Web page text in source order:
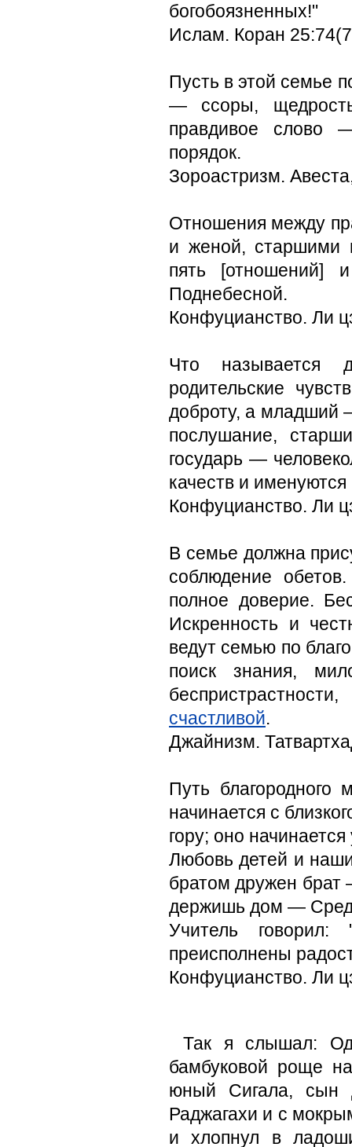
богобоязненных!"
Ислам. Коран
Пусть в этой семье
— ссоры,
правдивое слово
порядок.
Зороастризм.
Отношения между
и женой, старшими
пять [отношений]
Поднебесной.
Конфуцианство. Ли
Что называется
родительские
доброту, а младший
послушание,
государь —
качеств и
Конфуцианство. Ли
В семье должна
соблюдение
полное доверие.
Искренность и
ведут семью по
поиск знания,
счастливой.
Джайнизм.
Путь
начинается с
гору; оно
Любовь детей и
братом дружен брат
держишь дом —
Учитель
преисполнены
Конфуцианство. Ли
Так я слышал:
бамбуковой роще
юный Сигала, сын
Раджагахи и с
и хлопнул в